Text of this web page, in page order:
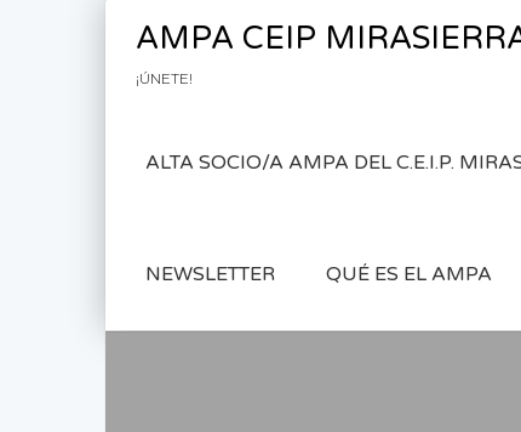
AMPA CEIP
¡ÚNETE!
ALTA SOCIO/A AMPA DEL C.E.I.P.
NEWSLETTER QUÉ ES EL AMPA